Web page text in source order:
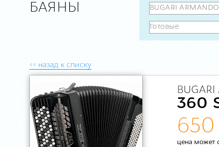
БАЯНЫ
<< назад к списку
360
650
цена может